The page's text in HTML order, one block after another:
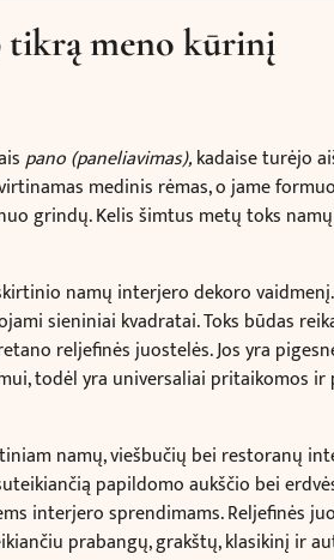
tikrą meno kūrinį
pano (paneliavimas),kadaise turėjo
medinis rėmas, o jame
grindų. Kelis šimtus metų toks
namų interjero dekoro
sieniniai kvadratai. Toks būdas
reljefinės juostelės. Jos yra
todėl yra universaliai pritaikomos
namų, viešbučių bei restoranų
papildomo aukščio bei
interjero sprendimams. Reljefinės
prabangų, grakštų, klasikinį ir